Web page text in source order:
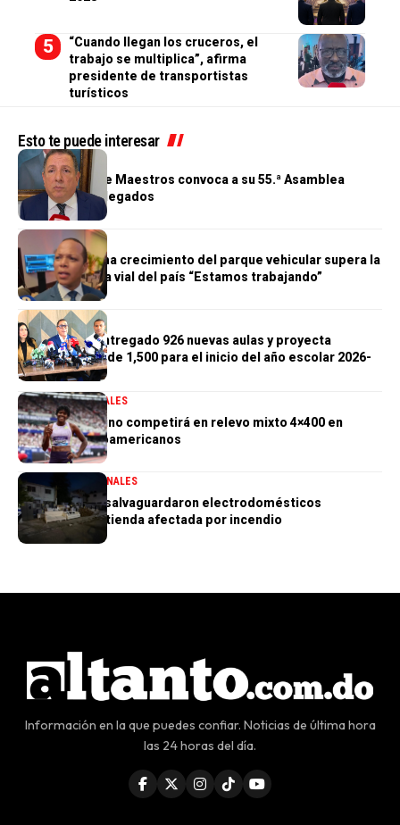
“Cuando llegan los cruceros, el
trabajo se multiplica”, afirma
presidente de transportistas
turísticos
Esto te puede interesar
GENERALES
Cooperativa de Maestros convoca a su 55.ª Asamblea
General de Delegados
GENERALES
Morrison afirma crecimiento del parque vehicular supera la
infraestructura vial del país “Estamos trabajando”
GENERALES
Gobierno ha entregado 926 nuevas aulas y proyecta
alcanzar meta de 1,500 para el inicio del año escolar 2026-
2027
DEPORTESGENERALES
Marileidy Paulino competirá en relevo mixto 4×400 en
Juegos Centroamericanos
GENERALES NACIONALES
PN aclara que salvaguardaron electrodomésticos
sustraídos de tienda afectada por incendio
Información en la que puedes confiar. Noticias de última hora
las 24 horas del día.